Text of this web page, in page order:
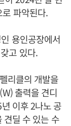
파악된다.
용인공장에서
고 있다.
리클의 개발을
출력을 견디
이후 2나노 공
견딜 수 있는 수